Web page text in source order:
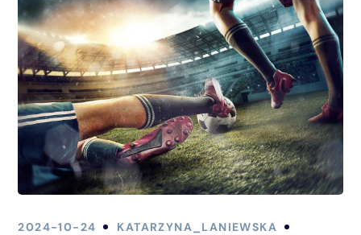
2024-10-24
KATARZYNA_LANIEWSKA